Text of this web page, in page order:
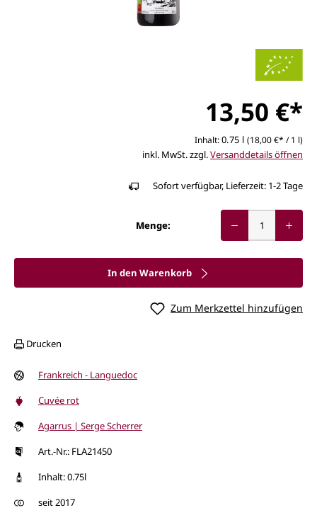
13,50 €*
Inhalt:0.75 l (18,00 €* / 1 l)
inkl. MwSt. zzgl.Versanddetails öffnen
Sofort verfügbar, Lieferzeit: 1-2 Tage
Menge:
In den Warenkorb
Zum Merkzettel hinzufügen
Drucken
Frankreich - Languedoc
Cuvée rot
Agarrus | Serge Scherrer
Art.-Nr.: FLA21450
Inhalt: 0.75l
seit 2017